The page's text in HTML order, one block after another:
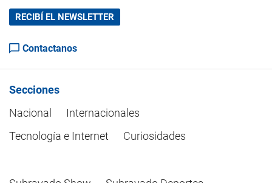
RECIBÍ EL NEWSLETTER
Contactanos
Secciones
Nacional
Internacionales
Tecnología e Internet
Curiosidades